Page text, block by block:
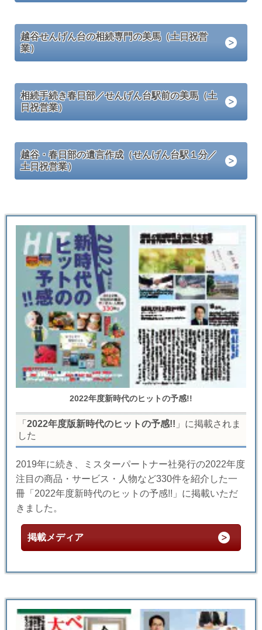
越谷せんげん台の相続専門の美馬（土日祝営
業）
相続手続き春日部／せんげん台駅前の美馬（土
日祝営業）
越谷・春日部の遺言作成（せんげん台駅１分／
土日祝営業）
2022年度新時代のヒットの予感!!
「 2022年度版新時代のヒットの予感!! 」に掲載されま
した
2019年に続き、ミスターパートナー社発行の2022年度
注目の商品・サービス・人物など330件を紹介した一
冊「2022年度新時代のヒットの予感!!」に掲載いただ
きました。
掲載メディア